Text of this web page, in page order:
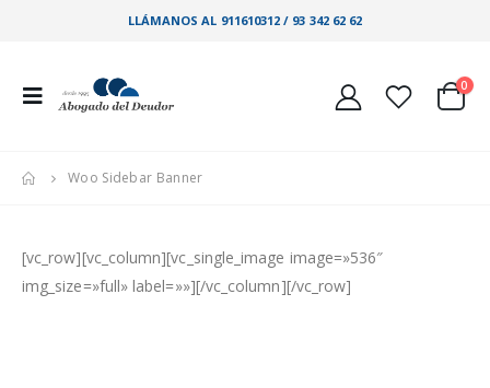
LLÁMANOS AL 911610312 / 93 342 62 62
0
Woo Sidebar Banner
[vc_row][vc_column][vc_single_image image=»536″
img_size=»full» label=»»][/vc_column][/vc_row]